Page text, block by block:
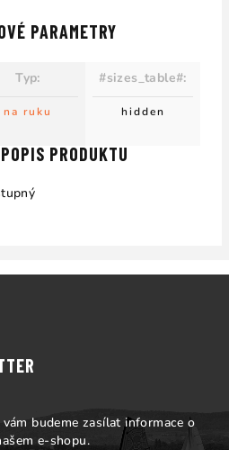
PRODUKTU
PARAMETRY
Typ:
na ruku
#sizes_table#:
hidden
budeme zasílat informace o
e-shopu.